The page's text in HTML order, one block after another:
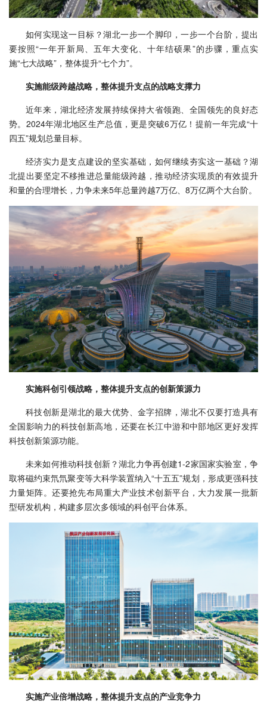
如何实现这一目标？湖北一步一个脚印，一步一个台阶，提出
要按照“一年开新局、五年大变化、十年结硕果”的步骤，重点实
施“七大战略”，整体提升“七个力”。
实施能级跨越战略，整体提升支点的战略支撑力
近年来，湖北经济发展持续保持大省领跑、全国领先的良好态
势。2024年湖北地区生产总值，更是突破6万亿！提前一年完成“十
四五”规划总量目标。
经济实力是支点建设的坚实基础，如何继续夯实这一基础？湖
北提出要坚定不移推进总量能级跨越，推动经济实现质的有效提升
和量的合理增长，力争未来5年总量跨越7万亿、8万亿两个大台阶。
实施科创引领战略，整体提升支点的创新策源力
科技创新是湖北的最大优势、金字招牌，湖北不仅要打造具有
全国影响力的科技创新高地，还要在长江中游和中部地区更好发挥
科技创新策源功能。
未来如何推动科技创新？湖北力争再创建1-2家国家实验室，争
取将磁约束氘氘聚变等大科学装置纳入“十五五”规划，形成更强科技
力量矩阵。还要抢先布局重大产业技术创新平台，大力发展一批新
型研发机构，构建多层次多领域的科创平台体系。
实施产业倍增战略，整体提升支点的产业竞争力